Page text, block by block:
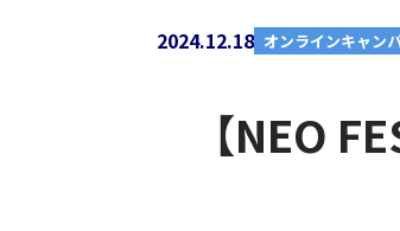
2024.12.18 オンラインキャン
【NEO